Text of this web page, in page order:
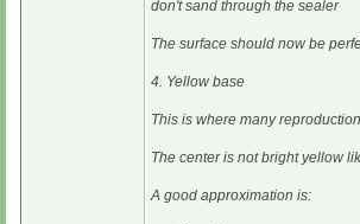
don't sand through the sealer
The surface should now be
4. Yellow base
This is where many
The center is not bright yellow
A good approximation is: